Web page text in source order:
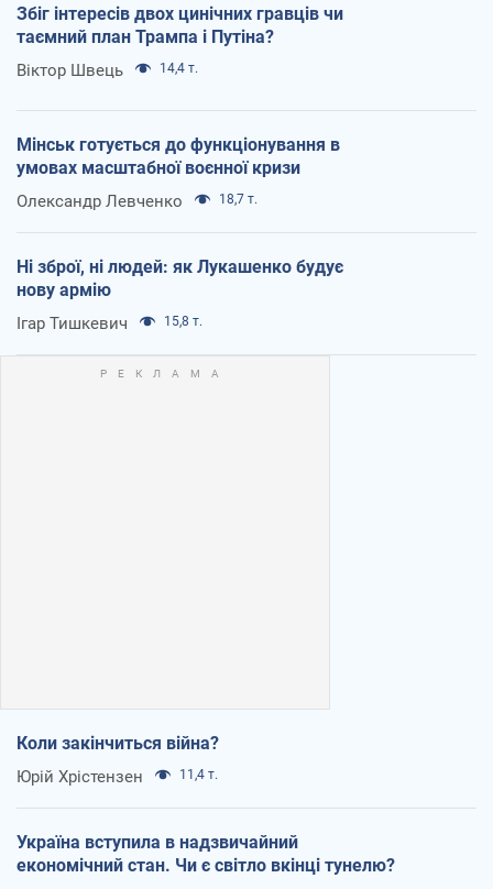
Збіг інтересів двох цинічних гравців чи
таємний план Трампа і Путіна?
Віктор Швець 14,4 т.
Мінськ готується до функціонування в
умовах масштабної воєнної кризи
Олександр Левченко 18,7 т.
Ні зброї, ні людей: як Лукашенко будує
нову армію
Ігар Тишкевич 15,8 т.
Коли закінчиться війна?
Юрій Хрістензен 11,4 т.
Україна вступила в надзвичайний
економічний стан. Чи є світло вкінці тунелю?